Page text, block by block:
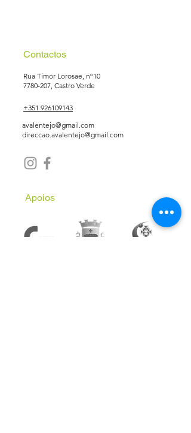
Contactos
Rua Timor Lorosae, nº10
7780-207, Castro Verde
+351 926109143
avalentejo@gmail.com
direccao.avalentejo@gmail.com
Apoios